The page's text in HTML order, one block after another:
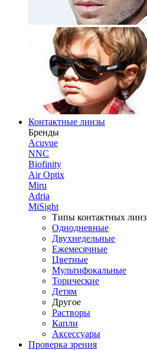
Контактные линзы
Бренды
Acuvue
NNC
Biofinity
Air Optix
Miru
Adria
MiSight
Типы контактных линз
Однодневные
Двухнедельные
Ежемесячные
Цветные
Мультифокальные
Торические
Детям
Другое
Растворы
Капли
Аксессуары
Проверка зрения